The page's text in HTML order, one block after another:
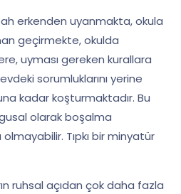
erkenden uyanmakta, okula
geçirmekte, okulda
uyması gereken kurallara
sorumluklarını yerine
kadar koşturmaktadır. Bu
olarak boşalma
Tıpkı bir minyatür
ruhsal açıdan çok daha fazla